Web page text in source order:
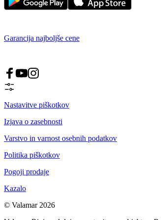
Garancija najboljše cene
Nastavitve piškotkov
Izjava o zasebnosti
Varstvo in varnost osebnih podatkov
Politika piškotkov
Pogoji prodaje
Kazalo
© Valamar 2026